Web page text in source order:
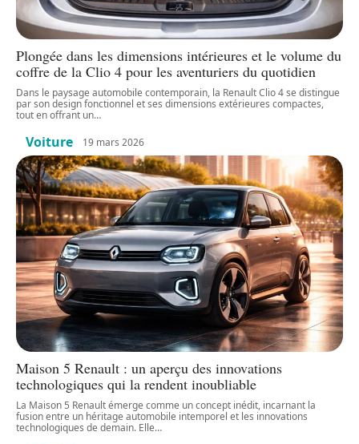
Plongée dans les dimensions intérieures et le volume du
coffre de la Clio 4 pour les aventuriers du quotidien
Dans le paysage automobile contemporain, la Renault Clio 4 se distingue
par son design fonctionnel et ses dimensions extérieures compactes,
tout en offrant un…
Voiture 19 mars 2026
Maison 5 Renault : un aperçu des innovations
technologiques qui la rendent inoubliable
La Maison 5 Renault émerge comme un concept inédit, incarnant la
fusion entre un héritage automobile intemporel et les innovations
technologiques de demain. Elle…